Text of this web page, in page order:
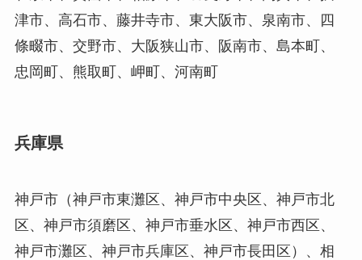
津市、高石市、藤井寺市、東大阪市、泉南市、四
條畷市、交野市、大阪狭山市、阪南市、島本町、
忠岡町、熊取町、岬町、河南町
兵庫県
神戸市（神戸市東灘区、神戸市中央区、神戸市北
区、神戸市須磨区、神戸市垂水区、神戸市西区、
神戸市灘区、神戸市兵庫区、神戸市長田区）、相